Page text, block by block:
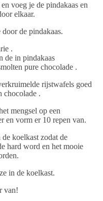
voeg je de pindakaas en
elkaar.
de pindakaas.
.
de in pindakaas
pure chocolade .
rijstwafels goed
chocolade .
mengsel op een
en vorm er 10 repen van.
de koelkast zodat de
hard word en het mooie
in de koelkast.
van!